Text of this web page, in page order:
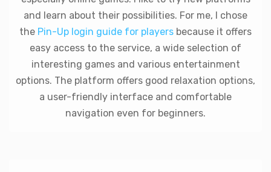
and learn about their possibilities. For me, I chose
the Pin-Up login guide for players because it offers
easy access to the service, a wide selection of
interesting games and various entertainment
options. The platform offers good relaxation options,
a user-friendly interface and comfortable
navigation even for beginners.